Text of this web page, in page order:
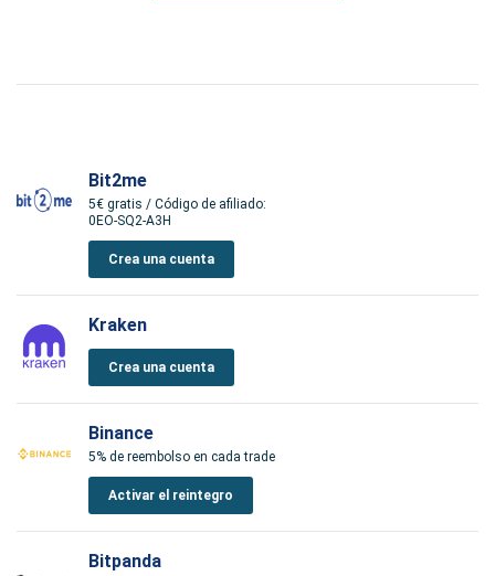
Bit2me
5€ gratis / Código de afiliado:
0EO-SQ2-A3H
Crea una cuenta
Kraken
Crea una cuenta
Binance
5% de reembolso en cada trade
Activar el reintegro
Bitpanda